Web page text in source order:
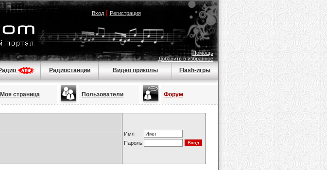
Вход| Регистрация
Помощь
Добавить в избранное
Радиостанции Видео приколы Flash-игры
Моя страница Пользователи Форум
Имя
Пароль